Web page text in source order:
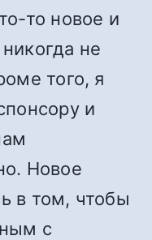
то новое и
не
того, я
и
Новое
в том, чтобы
с